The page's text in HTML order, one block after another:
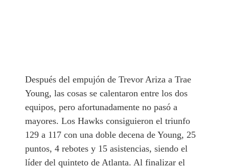
Después del empujón de Trevor Ariza a Trae
Young, las cosas se calentaron entre los dos
equipos, pero afortunadamente no pasó a
mayores. Los Hawks consiguieron el triunfo
129 a 117 con una doble decena de Young, 25
puntos, 4 rebotes y 15 asistencias, siendo el
líder del quinteto de Atlanta. Al finalizar el